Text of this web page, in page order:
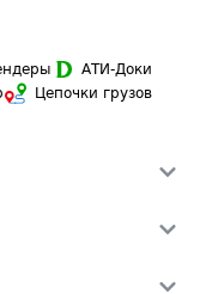
АТИ-Доки
Цепочки грузов